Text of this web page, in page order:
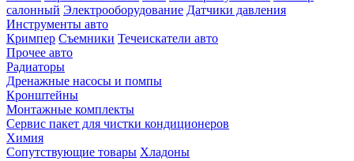
салонный Электрооборудование Датчики давления
Инструменты авто
Кримпер Съемники Течеискатели авто
Прочее авто
Радиаторы
Дренажные насосы и помпы
Кронштейны
Монтажные комплекты
Сервис пакет для чистки кондиционеров
Химия
Сопутствующие товары Хладоны